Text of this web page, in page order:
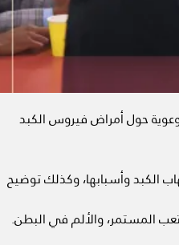
حول أمراض فيروس الكبد
الكبد وأسبابها، وكذلك توضيح
المستمر، والألم في البطن.